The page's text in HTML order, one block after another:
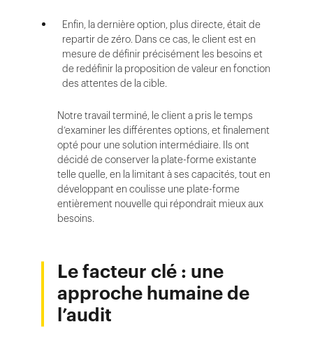
Enfin, la dernière option, plus directe, était de
repartir de zéro. Dans ce cas, le client est en
mesure de définir précisément les besoins et
de redéfinir la proposition de valeur en fonction
des attentes de la cible.
Notre travail terminé, le client a pris le temps
d’examiner les différentes options, et finalement
opté pour une solution intermédiaire. Ils ont
décidé de conserver la plate-forme existante
telle quelle, en la limitant à ses capacités, tout en
développant en coulisse une plate-forme
entièrement nouvelle qui répondrait mieux aux
besoins.
Le facteur clé : une
approche humaine de
l’audit